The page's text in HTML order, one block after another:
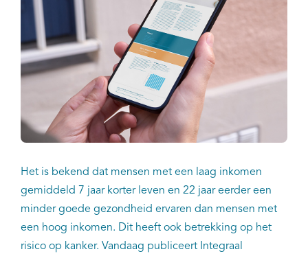
Het is bekend dat mensen met een laag inkomen
gemiddeld 7 jaar korter leven en 22 jaar eerder een
minder goede gezondheid ervaren dan mensen met
een hoog inkomen. Dit heeft ook betrekking op het
risico op kanker. Vandaag publiceert Integraal